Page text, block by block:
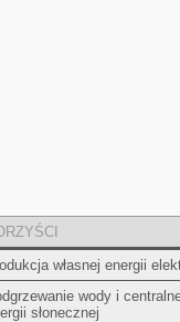
własnej energii
wody i‍
słonecznej